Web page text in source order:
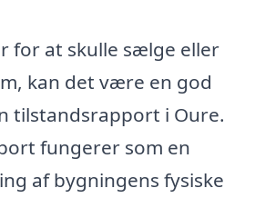
for at skulle sælge eller
kan det være en god
tilstandsrapport i Oure.
fungerer som en
af bygningens fysiske